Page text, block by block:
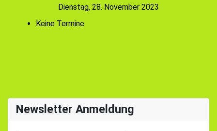
Dienstag, 28. November 2023
Keine Termine
Newsletter Anmeldung